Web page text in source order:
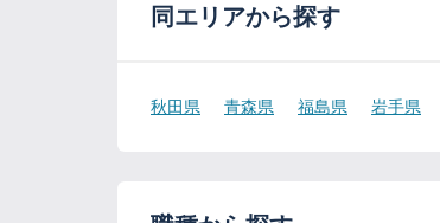
同エリアから探す
秋田県 青森県 福島県 岩手県